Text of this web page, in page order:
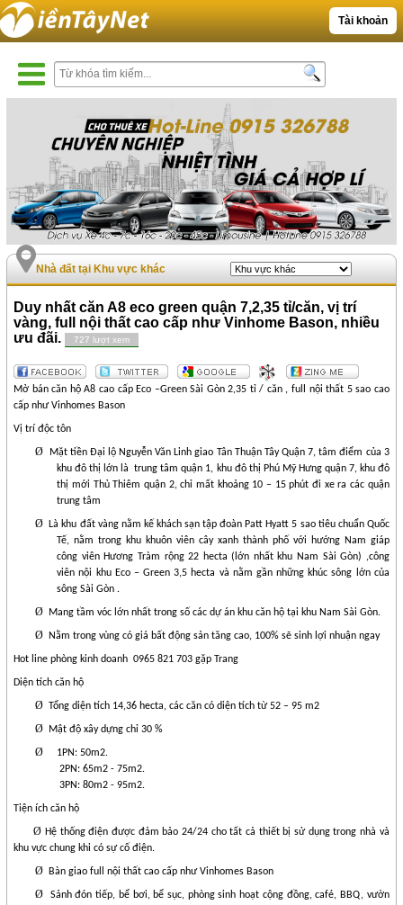
Tài khoản
Nhà đất tại Khu vực khác
Duy nhất căn A8 eco green quận 7,2,35 tỉ/căn, vị trí
vàng, full nội thất cao cấp như Vinhome Bason, nhiều
ưu đãi.
727 lượt xem
Mở bán căn hộ A8 cao cấp Eco –Green Sài Gòn 2,35 tỉ / căn , full nội thất 5 sao cao
cấp như Vinhomes Bason
Vị trí độc tôn
Ø
Mặt tiền Đại lộ Nguyễn Văn Linh giao Tân Thuận Tây Quận 7, tâm điểm của 3
khu đô thị lớn là
trung tâm quận 1, khu đô thị Phú Mỹ Hưng quận 7, khu đô
thị mới Thủ Thiêm quận 2, chỉ mất khoảng 10 – 15 phút đi xe ra các quận
trung tâm
Ø Là khu đất vàng nằm kế khách sạn tập đoàn Patt Hyatt 5 sao tiêu chuẩn Quốc
Tế, nằm trong khu khuôn viên cây xanh thành phố với hướng Nam giáp
công viên Hương Tràm rộng 22 hecta (lớn nhất khu Nam Sài Gòn) ,công
viên nội khu Eco – Green 3,5 hecta và nằm gần những khúc sông lớn của
sông Sài Gòn .
Ø Mang tầm vóc lớn nhất trong số các dự án khu căn hộ tại khu Nam Sài Gòn.
Ø Nằm trong vùng có giá bất động sản tăng cao, 100% sẽ sinh lợi nhuận ngay
Hot line phòng kinh doanh 0965 821 703 gặp Trang
Diện tích căn hộ
Ø Tổng diện tích 14,36 hecta, các căn có diện tích từ 52 – 95 m2
Ø Mật độ xây dựng chỉ 30 %
Ø
1PN: 50m2.
2PN: 65m2 - 75m2.
3PN: 80m2 - 95m2.
Tiện ích căn hộ
Ø Hệ thống điện được đảm bảo 24/24 cho tất cả thiết bị sử dụng trong nhà và
khu vực chung khi có sự cố điện.
Ø Bàn giao full nội thất cao cấp như Vinhomes Bason
Ø
Sảnh đón tiếp, bể bơi, bể sục, phòng sinh hoạt cộng đồng, café, BBQ, vườn